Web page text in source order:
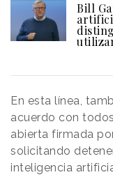
Bill
En esta línea,
acuerdo con
abierta firmada
solicitando
inteligencia